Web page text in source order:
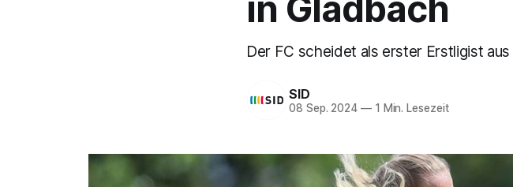
Der FC scheidet als erster Erstligist
SID
08 Sep. 2024 —1 Min. Lesezeit